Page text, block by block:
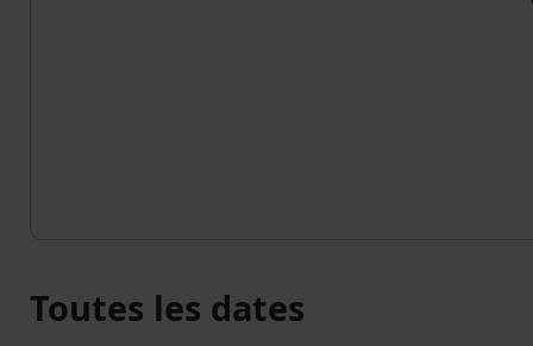
Toutes les dates